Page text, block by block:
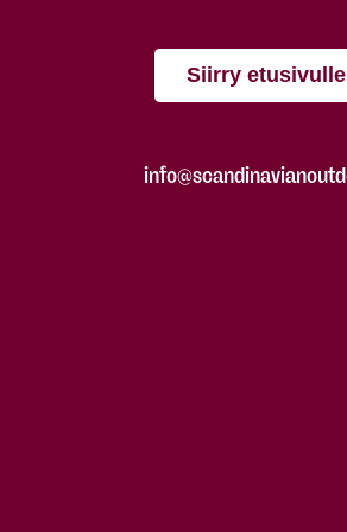
Siirry etusivulle